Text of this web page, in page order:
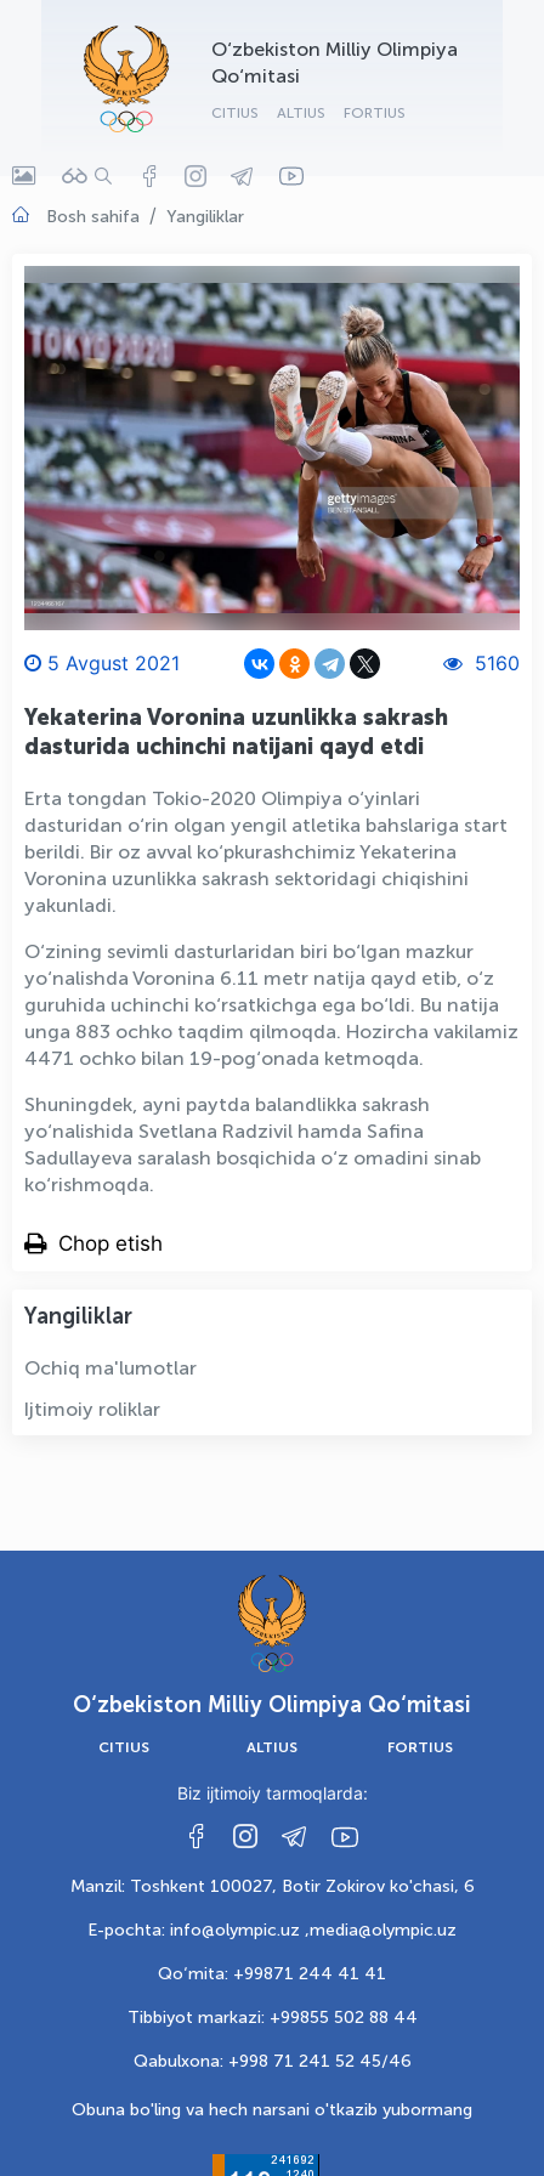
O‘zbekiston Milliy Olimpiya
Qo‘mitasi
CITIUS ALTIUS FORTIUS
Bosh sahifa Yangiliklar
5 Avgust 2021 5160
Yekaterina Voronina uzunlikka sakrash
dasturida uchinchi natijani qayd etdi
Erta tongdan Tokio-2020 Olimpiya o‘yinlari
dasturidan o‘rin olgan yengil atletika bahslariga start
berildi. Bir oz avval ko‘pkurashchimiz Yekaterina
Voronina uzunlikka sakrash sektoridagi chiqishini
yakunladi.
O‘zining sevimli dasturlaridan biri bo‘lgan mazkur
yo‘nalishda Voronina 6.11 metr natija qayd etib, o‘z
guruhida uchinchi ko‘rsatkichga ega bo‘ldi. Bu natija
unga 883 ochko taqdim qilmoqda. Hozircha vakilamiz
4471 ochko bilan 19-pog‘onada ketmoqda.
Shuningdek, ayni paytda balandlikka sakrash
yo‘nalishida Svetlana Radzivil hamda Safina
Sadullayeva saralash bosqichida o‘z omadini sinab
ko‘rishmoqda.
Chop etish
Yangiliklar
Ochiq ma'lumotlar
Ijtimoiy roliklar
O‘zbekiston Milliy Olimpiya Qo‘mitasi
CITIUS ALTIUS FORTIUS
Biz ijtimoiy tarmoqlarda:
Manzil: Toshkent 100027, Botir Zokirov ko'chasi, 6
E-pochta: info@olympic.uz ,media@olympic.uz
Qo‘mita: +99871 244 41 41
Tibbiyot markazi: +99855 502 88 44
Qabulxona: +998 71 241 52 45/46
Obuna bo'ling va hech narsani o'tkazib yubormang
OLYMPCHIK AI - yordamchi
Onlayn · olympic.uz